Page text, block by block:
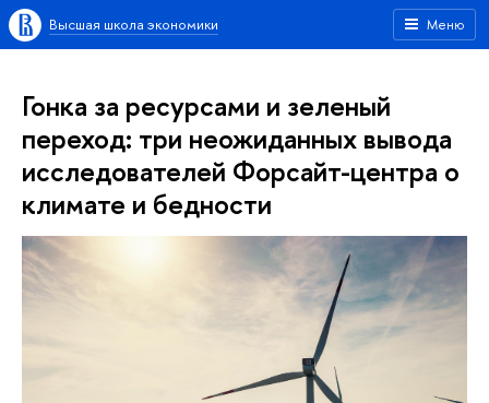
Меню
Высшая школа экономики
Гонка за ресурсами и зеленый
переход: три неожиданных вывода
исследователей Форсайт-центра о
климате и бедности